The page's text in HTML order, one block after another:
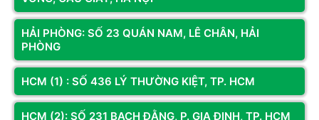
HẢI PHÒNG: SỐ 23 QUÁN NAM, LÊ CHÂN, HẢI
PHÒNG
HCM (1) : SỐ 436 LÝ THƯỜNG KIỆT, TP. HCM
HCM (2): SỐ 231 BẠCH ĐẰNG, P. GIA ĐỊNH, TP. HCM